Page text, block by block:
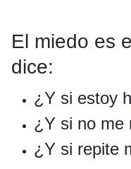
El miedo es
dice:
¿Y si estoy
¿Y si no me
¿Y si repite